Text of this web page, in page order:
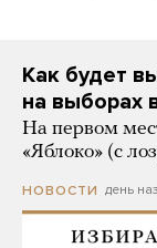
Как будет
на выборах
На первом
«Яблоко» (с
НОВОСТИ день